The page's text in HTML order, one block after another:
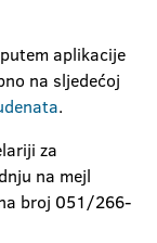
aplikacije
na sljedećoj
.
za
na mejl
broj 051/266-